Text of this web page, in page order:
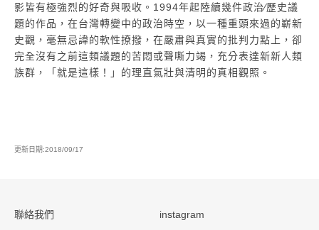
影皆有極強烈的好奇與吸收。1994年起陸續幾件政治∕歷史議
題的作品，在台灣轉變中的政治時空，以一種重頭來過的嶄新
史觀，毫無忌諱的軟性撩撥，在嚴肅與真實的批判力點上，卻
完全沒有之前這類議題的苦悶或聲嘶力竭，充分表達新新人類
族群，「就是這樣！」的理直氣壯與清明的真相觀照。
更新日期:2018/09/17
聯絡我們
instagram